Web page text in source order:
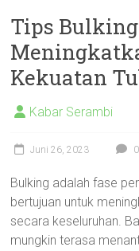
Tips
Kekuatan
Kabar Serambi
Juni 26, 2023
Bulking adalah fase
bertujuan untuk
secara keseluruhan.
mungkin terasa